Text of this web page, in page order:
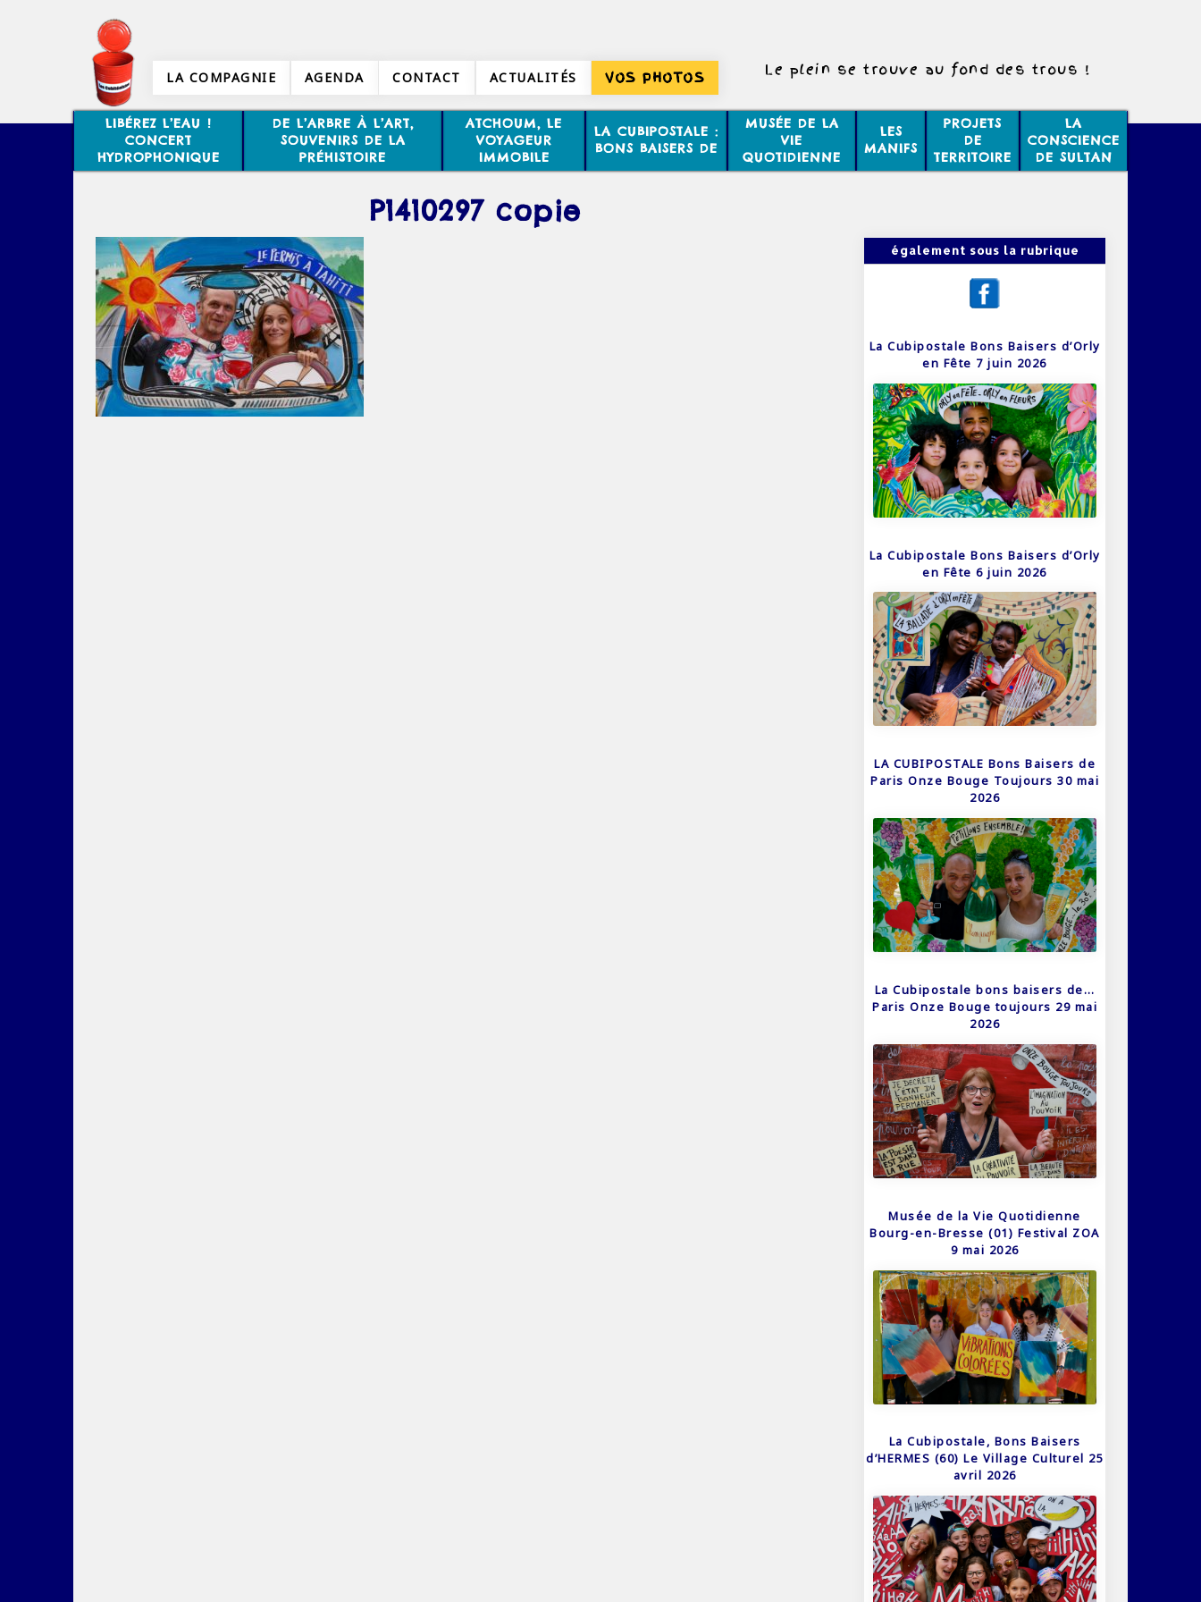
LA COMPAGNIE AGENDA CONTACT ACTUALITÉS VOS PHOTOS Le plein se trouve au fond des trous !
LIBÉREZ L’EAU !
CONCERT
HYDROPHONIQUE
DE L’ARBRE À L’ART,
SOUVENIRS DE LA
PRÉHISTOIRE
ATCHOUM, LE
VOYAGEUR
IMMOBILE
LA CUBIPOSTALE :
BONS BAISERS DE
MUSÉE DE LA
VIE
QUOTIDIENNE
LES
MANIFS
PROJETS
DE
TERRITOIRE
LA
CONSCIENCE
DE SULTAN
P1410297 copie
également sous la rubrique
La Cubipostale Bons Baisers d’Orly
en Fête 7 juin 2026
La Cubipostale Bons Baisers d’Orly
en Fête 6 juin 2026
LA CUBIPOSTALE Bons Baisers de
Paris Onze Bouge Toujours 30 mai
2026
La Cubipostale bons baisers de…
Paris Onze Bouge toujours 29 mai
2026
Musée de la Vie Quotidienne
Bourg-en-Bresse (01) Festival ZOA
9 mai 2026
La Cubipostale, Bons Baisers
d’HERMES (60) Le Village Culturel 25
avril 2026